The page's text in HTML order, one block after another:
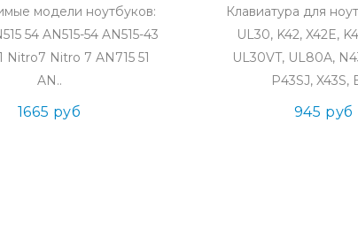
модели ноутбуков:
54 AN515-54 AN515-43
Nitro7 Nitro 7 AN715 51
AN..
1665 руб
Клавиатура для
UL30, K42, X42E,
UL30VT, UL80A,
P43SJ, X43S,
945 руб